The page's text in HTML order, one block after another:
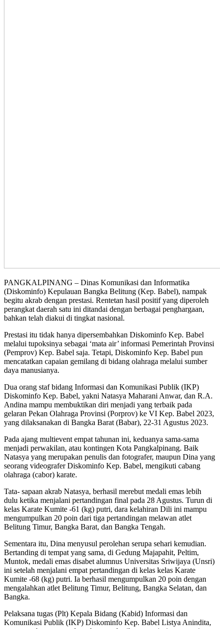
PANGKALPINANG – Dinas Komunikasi dan Informatika
(Diskominfo) Kepulauan Bangka Belitung (Kep. Babel), nampak
begitu akrab dengan prestasi. Rentetan hasil positif yang diperoleh
perangkat daerah satu ini ditandai dengan berbagai penghargaan,
bahkan telah diakui di tingkat nasional.
Prestasi itu tidak hanya dipersembahkan Diskominfo Kep. Babel
melalui tupoksinya sebagai ‘mata air’ informasi Pemerintah Provinsi
(Pemprov) Kep. Babel saja. Tetapi, Diskominfo Kep. Babel pun
mencatatkan capaian gemilang di bidang olahraga melalui sumber
daya manusianya.
Dua orang staf bidang Informasi dan Komunikasi Publik (IKP)
Diskominfo Kep. Babel, yakni Natasya Maharani Anwar, dan R.A.
Andina mampu membuktikan diri menjadi yang terbaik pada
gelaran Pekan Olahraga Provinsi (Porprov) ke VI Kep. Babel 2023,
yang dilaksanakan di Bangka Barat (Babar), 22-31 Agustus 2023.
Pada ajang multievent empat tahunan ini, keduanya sama-sama
menjadi perwakilan, atau kontingen Kota Pangkalpinang. Baik
Natasya yang merupakan penulis dan fotografer, maupun Dina yang
seorang videografer Diskominfo Kep. Babel, mengikuti cabang
olahraga (cabor) karate.
Tata- sapaan akrab Natasya, berhasil merebut medali emas lebih
dulu ketika menjalani pertandingan final pada 28 Agustus. Turun di
kelas Karate Kumite -61 (kg) putri, dara kelahiran Dili ini mampu
mengumpulkan 20 poin dari tiga pertandingan melawan atlet
Belitung Timur, Bangka Barat, dan Bangka Tengah.
Sementara itu, Dina menyusul perolehan serupa sehari kemudian.
Bertanding di tempat yang sama, di Gedung Majapahit, Peltim,
Muntok, medali emas disabet alumnus Universitas Sriwijaya (Unsri)
ini setelah menjalani empat pertandingan di kelas kelas Karate
Kumite -68 (kg) putri. Ia berhasil mengumpulkan 20 poin dengan
mengalahkan atlet Belitung Timur, Belitung, Bangka Selatan, dan
Bangka.
Pelaksana tugas (Plt) Kepala Bidang (Kabid) Informasi dan
Komunikasi Publik (IKP) Diskominfo Kep. Babel Listya Anindita,